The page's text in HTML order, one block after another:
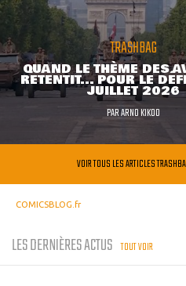
TRASHBAG
QUAND LE THÈME DES
RETENTIT... POUR LE
JUILLET 2026
PARARNO KIKOO
VOIR TOUS LES ARTICLES
COMICSBLOG.fr
LES DERNIÈRES ACTUS TOUT VOIR